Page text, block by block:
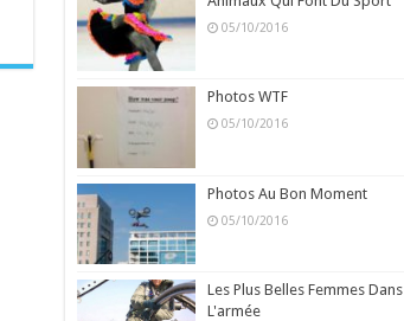
05/10/2016
Photos WTF
05/10/2016
Photos Au Bon Moment
05/10/2016
Les Plus Belles Femmes Dans
L'armée